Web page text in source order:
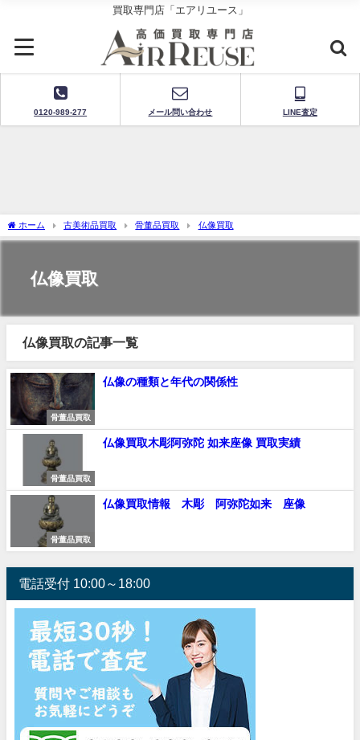
買取専門店「エアリユース」
0120-989-277 メール問い合わせ LINE査定
ホーム 古美術品買取 骨董品買取 仏像買取
仏像買取
仏像買取の記事一覧
骨董品買取
仏像の種類と年代の関係性
骨董品買取
仏像買取木彫阿弥陀 如来座像 買取実績
骨董品買取
仏像買取情報 木彫 阿弥陀如来 座像
電話受付 10:00～18:00